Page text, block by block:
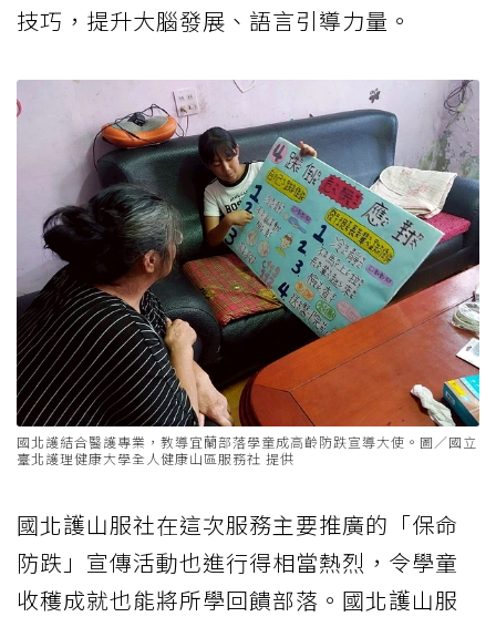
技巧，提升大腦發展、語言引導力量。
國北護結合醫護專業，教導宜蘭部落學童成高齡防跌宣導大使。圖／國立
臺北護理健康大學全人健康山區服務社 提供
國北護山服社在這次服務主要推廣的「保命
防跌」宣傳活動也進行得相當熱烈，令學童
收穫成就也能將所學回饋部落。國北護山服